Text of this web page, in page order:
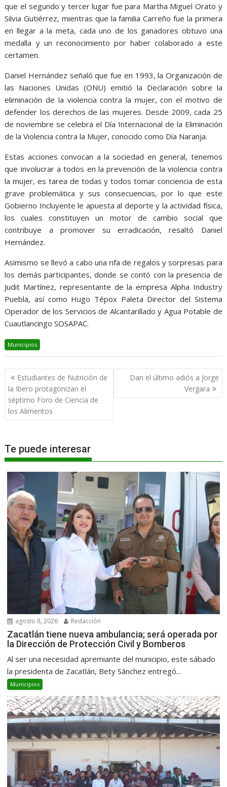
que el segundo y tercer lugar fue para Martha Miguel Orato y
Silvia Gutiérrez, mientras que la familia Carreño fue la primera
en llegar a la meta, cada uno de los ganadores obtuvo una
medalla y un reconocimiento por haber colaborado a este
certamen.
Daniel Hernández señaló que fue en 1993, la Organización de
las Naciones Unidas (ONU) emitió la Declaración sobre la
eliminación de la violencia contra la mujer, con el motivo de
defender los derechos de las mujeres. Desde 2009, cada 25
de noviembre se celebra el Día Internacional de la Eliminación
de la Violencia contra la Mujer, conocido como Día Naranja.
Estas acciones convocan a la sociedad en general, tenemos
que involucrar a todos en la prevención de la violencia contra
la mujer, es tarea de todas y todos tomar conciencia de esta
grave problemática y sus consecuencias, por lo que este
Gobierno Incluyente le apuesta al deporte y la actividad física,
los cuales constituyen un motor de cambio social que
contribuye a promover su erradicación, resaltó Daniel
Hernández.
Asimismo se llevó a cabo una rifa de regalos y sorpresas para
los demás participantes, donde se contó con la presencia de
Judit Martínez, representante de la empresa Alpha Industry
Puebla, así como Hugo Tépox Paleta Director del Sistema
Operador de los Servicios de Alcantarillado y Agua Potable de
Cuautlancingo SOSAPAC.
Municipios
Navegación
de
entradas
Estudiantes de Nutrición de
la Ibero protagonizan el
séptimo Foro de Ciencia de
los Alimentos
Dan el último adiós a Jorge
Vergara
Te puede interesar
agosto 8, 2026 Redacción
Zacatlán tiene nueva ambulancia; será operada por
la Dirección de Protección Civil y Bomberos
Al ser una necesidad apremiante del municipio, este sábado
la presidenta de Zacatlán, Bety Sánchez entregó...
Municipios